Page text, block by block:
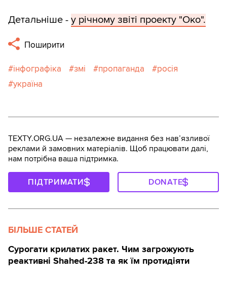
Детальніше - у річному звіті проекту "Око".
Поширити
інфографіка змі пропаганда
росія
україна
TEXTY.ORG.UA — незалежне видання без навʼязливої
реклами й замовних матеріалів. Щоб працювати далі,
нам потрібна ваша підтримка.
ПІДТРИМАТИ DONATE
БІЛЬШЕ СТАТЕЙ
Сурогати крилатих ракет. Чим загрожують
реактивні Shahed-238 та як їм протидіяти